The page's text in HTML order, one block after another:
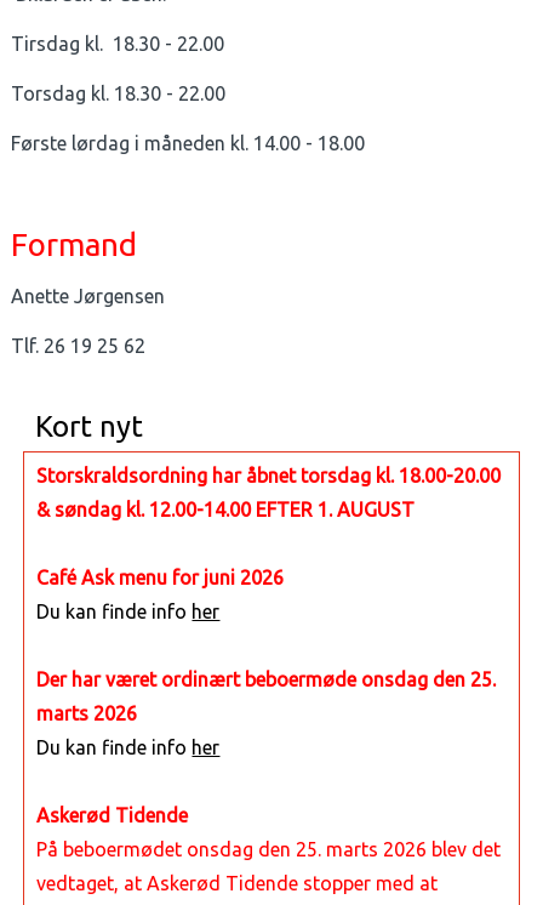
Tirsdag kl. 18.30 - 22.00
Torsdag kl. 18.30 - 22.00
Første lørdag i måneden kl. 14.00 - 18.00
Formand
Anette Jørgensen
Tlf. 26 19 25 62
Kort nyt
Storskraldsordning har åbnet torsdag kl. 18.00-20.00
& søndag kl. 12.00-14.00 EFTER 1. AUGUST
Café Ask menu for juni 2026
Du kan finde info her
Der har været ordinært beboermøde onsdag den 25.
marts 2026
Du kan finde info her
Askerød Tidende
På beboermødet onsdag den 25. marts 2026 blev det
vedtaget, at Askerød Tidende stopper med at